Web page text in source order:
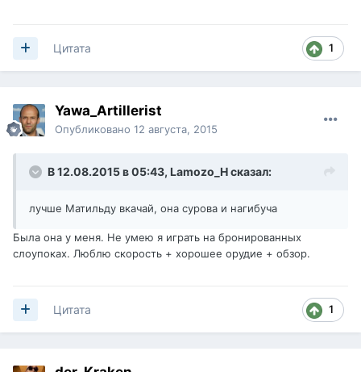
1
Цитата
Yawa_Artillerist
Опубликовано 12 августа, 2015
В 12.08.2015 в 05:43, Lamozo_Hсказал:
лучше Матильду вкачай, она сурова и нагибуча
Была она у меня. Не умею я играть на бронированных
слоупоках. Люблю скорость + хорошее орудие + обзор.
1
Цитата